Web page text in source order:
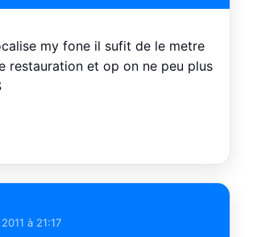
my fone il sufit de le metre
restauration et op on ne peu plus
à 21:17